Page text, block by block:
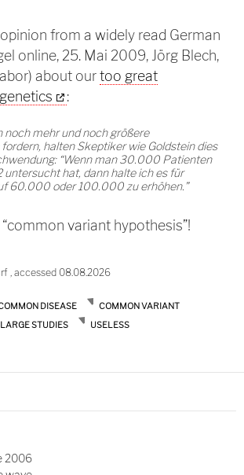
from a widely read German
online, 25. Mai 2009, Jörg Blech,
about ourtoo great
:
noch mehr und noch größere
halten Skeptiker wie Goldstein dies
“Wenn man 30.000 Patienten
untersucht hat, dann halte ich es für
60.000 oder 100.000 zu erhöhen.”
variant hypothesis”!
, accessed 08.08.2026
DISEASE
COMMON VARIANT
LARGE STUDIES USELESS
2006